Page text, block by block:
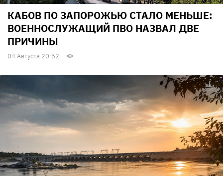
КАБОВ ПО ЗАПОРОЖЬЮ СТАЛО МЕНЬШЕ:
ВОЕННОСЛУЖАЩИЙ ПВО НАЗВАЛ ДВЕ
ПРИЧИНЫ
04 Августа 20:52